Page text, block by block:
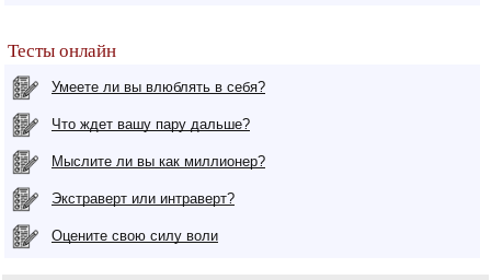
Тесты онлайн
Умеете ли вы влюблять в себя?
Что ждет вашу пару дальше?
Мыслите ли вы как миллионер?
Экстраверт или интраверт?
Оцените свою силу воли